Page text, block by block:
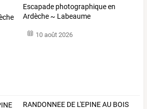
Escapade photographique en
Ardèche ~ Labeaume
10 août 2026
RANDONNEE DE L'EPINE AU BOIS